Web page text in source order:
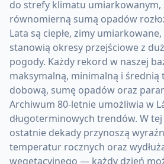
do strefy klimatu umiarkowanym,
równomierną sumą opadów
Lata są ciepłe, zimy
stanowią okresy przejściowe z
pogody. Każdy rekord w naszej
maksymalną, minimalną i
dobową, sumę opadów oraz
Archiwum 80-letnie umożliwia w
długoterminowych trendów. W
ostatnie dekady przynoszą
temperatur rocznych oraz
wegetacyjnego — każdy dzień